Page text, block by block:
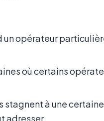
un opérateur
où certains
stagnent à une
adresser.